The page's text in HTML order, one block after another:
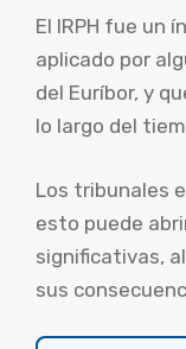
El IRPH fue un
aplicado por
del Euríbor, y
lo largo del
Los tribunales
esto puede
significativas,
sus